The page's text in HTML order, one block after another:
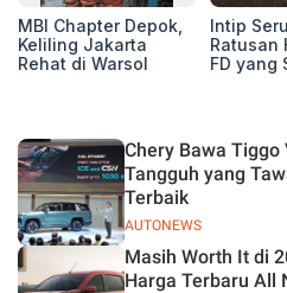
MBI Chapter Depok,
Keliling Jakarta
Rehat di Warsol
Intip
Ratusan
FD yang
AUTONEWS
Chery Bawa Tiggo
Tangguh yang
Terbaik
Masih Worth It di
Harga Terbaru All